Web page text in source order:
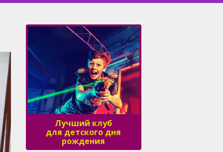
Лучший клуб
для детского дня
рождения